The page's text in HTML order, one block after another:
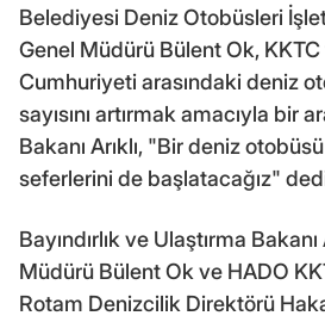
Belediyesi Deniz Otobüsleri
Genel Müdürü Bülent Ok,
Cumhuriyeti arasındaki deniz
sayısını artırmak amacıyla bir
Bakanı Arıklı, "Bir deniz
seferlerini de başlatacağız"
Bayındırlık ve Ulaştırma
Müdürü Bülent Ok ve HADO
Rotam Denizcilik Direktörü